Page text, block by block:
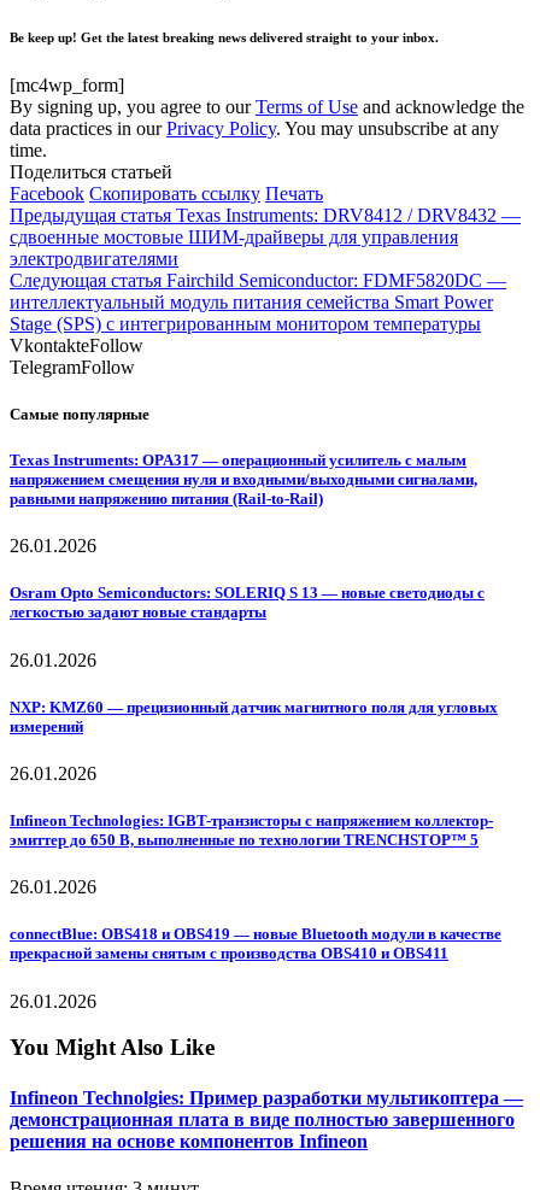
Be keep up! Get the latest breaking news delivered straight to your inbox.
[mc4wp_form]
By signing up, you agree to ourTerms of Use and acknowledge the
data practices in ourPrivacy Policy. You may unsubscribe at any
time.
Поделиться статьей
Facebook Скопировать ссылку Печать
Предыдущая статья Texas Instruments: DRV8412 / DRV8432 —
сдвоенные мостовые ШИМ-драйверы для управления
электродвигателями
Следующая статья Fairchild Semiconductor: FDMF5820DC —
интеллектуальный модуль питания семейства Smart Power
Stage (SPS) с интегрированным монитором температуры
VkontakteFollow
TelegramFollow
Самые популярные
Texas Instruments: OPA317 — операционный усилитель с малым
напряжением смещения нуля и входными/выходными сигналами,
равными напряжению питания (Rail-to-Rail)
26.01.2026
Osram Opto Semiconductors: SOLERIQ S 13 — новые светодиоды с
легкостью задают новые стандарты
26.01.2026
NXP: KMZ60 — прецизионный датчик магнитного поля для угловых
измерений
26.01.2026
Infineon Technologies: IGBT-транзисторы с напряжением коллектор-
эмиттер до 650 В, выполненные по технологии TRENCHSTOP™ 5
26.01.2026
connectBlue: OBS418 и OBS419 — новые Bluetooth модули в качестве
прекрасной замены снятым с производства OBS410 и OBS411
26.01.2026
You Might Also Like
Infineon Technolgies: Пример разработки мультикоптера —
демонстрационная плата в виде полностью завершенного
решения на основе компонентов Infineon